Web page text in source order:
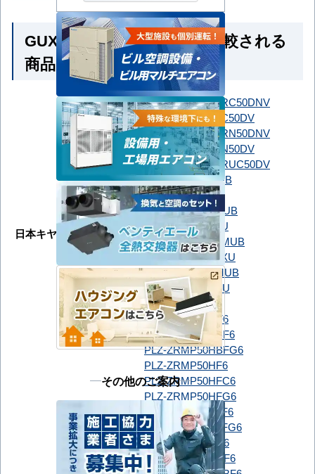
GUXA050131MUB とよく比較される
商品
ダイキン
SSRC50DNTSSRC50DNV
SSRC50DTSSRC50DV
SSRN50DNTSSRN50DNV
SSRN50DTSSRN50DV
SSRUC50DTSSRUC50DV
日本キヤリア（旧：東芝）
GUXA050131MUB
GUXA050131XU
GUXA05013J1MUB
GUXA05013J1XU
GUXA05013JP1MUB
GUXA05013JP1XU
GUXA05013P1MUB
GUXA05013P1XU
三菱電機
PLZ-ZRMP50G6
PLZ-ZRMP50GF6
PLZ-ZRMP50HBF6
PLZ-ZRMP50HBFG6
PLZ-ZRMP50HF6
PLZ-ZRMP50HFC6
PLZ-ZRMP50HFG6
PLZ-ZRMP50HLF6
PLZ-ZRMP50HLFG6
PLZ-ZRMP50SG6
PLZ-ZRMP50SGF6
その他のご案内